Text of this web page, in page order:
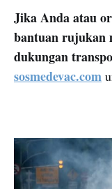
Jika Anda atau
bantuan rujukan
dukungan
sosmedevac.com